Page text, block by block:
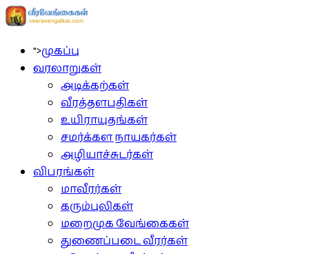
">முகப்பு
வரலாறுகள்
அடிக்கற்கள்
வீரத்தளபதிகள்
உயிராயுதங்கள்
சமர்க்கள நாயகர்கள்
அழியாச்சுடர்கள்
விபரங்கள்
மாவீரர்கள்
கரும்புலிகள்
மறைமுக வேங்கைகள்
துணைப்படை வீரர்கள்